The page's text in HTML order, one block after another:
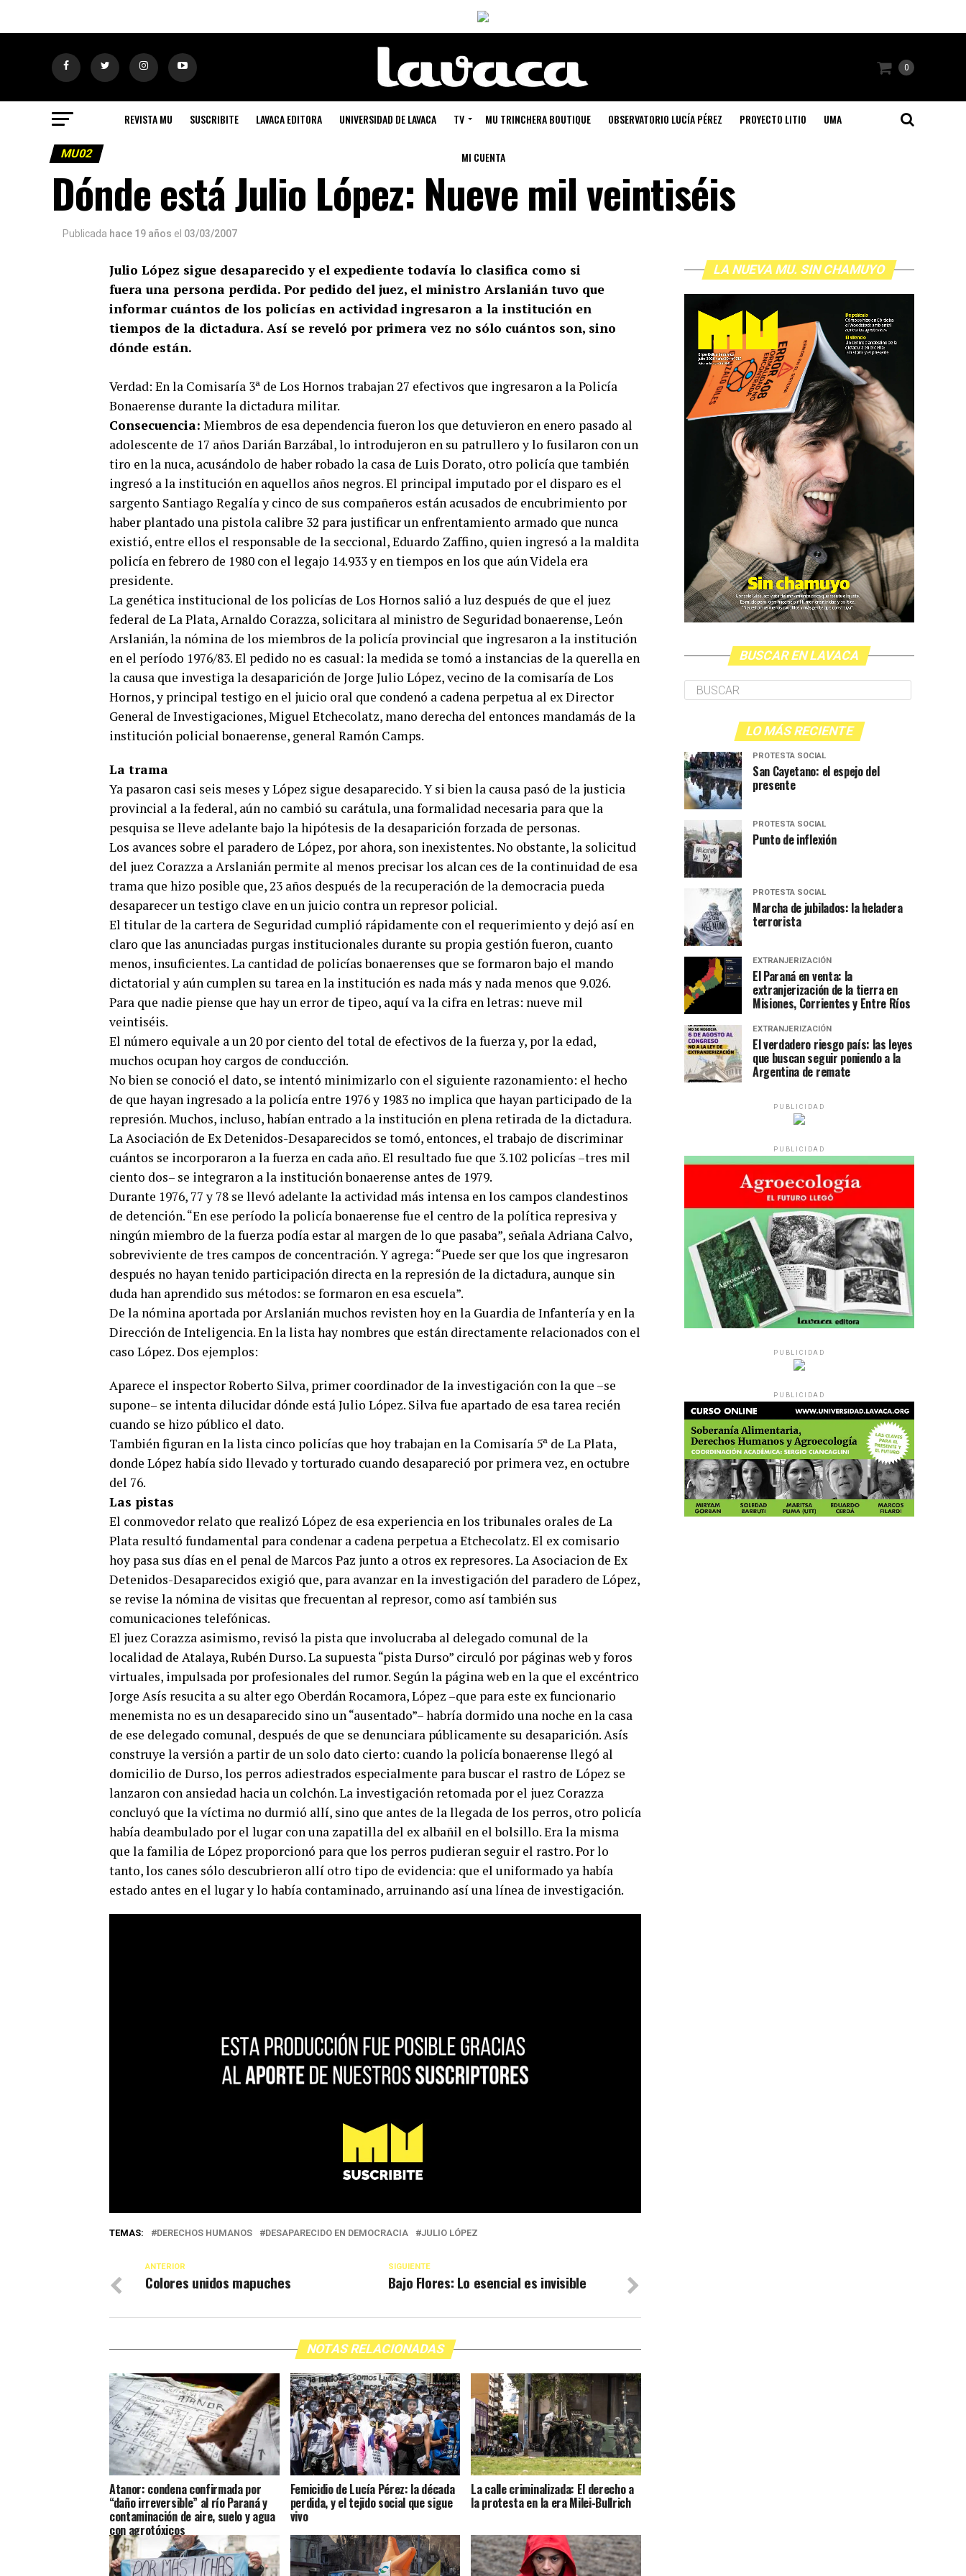
0
REVISTA MU SUSCRIBITE LAVACA EDITORA UNIVERSIDAD DE LAVACA TV MU TRINCHERA BOUTIQUE OBSERVATORIO LUCÍA PÉREZ PROYECTO LITIO UMA
MI CUENTA
MU02
Dónde está Julio López: Nueve mil veintiséis
Publicada hace 19 años el 03/03/2007
Julio López sigue desaparecido y el expediente todavía lo clasifica como si
fuera una persona perdida. Por pedido del juez, el ministro Arslanián tuvo que
informar cuántos de los policías en actividad ingresaron a la institución en
tiempos de la dictadura. Así se reveló por primera vez no sólo cuántos son, sino
dónde están.
Verdad: En la Comisaría 3ª de Los Hornos trabajan 27 efectivos que ingresaron a la Policía
Bonaerense durante la dictadura militar.
Consecuencia: Miembros de esa dependencia fueron los que detuvieron en enero pasado al
adolescente de 17 años Darián Barzábal, lo introdujeron en su patrullero y lo fusilaron con un
tiro en la nuca, acusándolo de haber robado la casa de Luis Dorato, otro policía que también
ingresó a la institución en aquellos años negros. El principal imputado por el disparo es el
sargento Santiago Regalía y cinco de sus compañeros están acusados de encubrimiento por
haber plantado una pistola calibre 32 para justificar un enfrentamiento armado que nunca
existió, entre ellos el responsable de la seccional, Eduardo Zaffino, quien ingresó a la maldita
policía en febrero de 1980 con el legajo 14.933 y en tiempos en los que aún Videla era
presidente.
La genética institucional de los policías de Los Hornos salió a luz después de que el juez
federal de La Plata, Arnaldo Corazza, solicitara al ministro de Seguridad bonaerense, León
Arslanián, la nómina de los miembros de la policía provincial que ingresaron a la institución
en el período 1976/83. El pedido no es casual: la medida se tomó a instancias de la querella en
la causa que investiga la desaparición de Jorge Julio López, vecino de la comisaría de Los
Hornos, y principal testigo en el juicio oral que condenó a cadena perpetua al ex Director
General de Investigaciones, Miguel Etchecolatz, mano derecha del entonces mandamás de la
institución policial bonaerense, general Ramón Camps.
La trama
Ya pasaron casi seis meses y López sigue desaparecido. Y si bien la causa pasó de la justicia
provincial a la federal, aún no cambió su carátula, una formalidad necesaria para que la
pesquisa se lleve adelante bajo la hipótesis de la desaparición forzada de personas.
Los avances sobre el paradero de López, por ahora, son inexistentes. No obstante, la solicitud
del juez Corazza a Arslanián permite al menos precisar los alcan ces de la continuidad de esa
trama que hizo posible que, 23 años después de la recuperación de la democracia pueda
desaparecer un testigo clave en un juicio contra un represor policial.
El titular de la cartera de Seguridad cumplió rápidamente con el requerimiento y dejó así en
claro que las anunciadas purgas institucionales durante su propia gestión fueron, cuanto
menos, insuficientes. La cantidad de policías bonaerenses que se formaron bajo el mando
dictatorial y aún cumplen su tarea en la institución es nada más y nada menos que 9.026.
Para que nadie piense que hay un error de tipeo, aquí va la cifra en letras: nueve mil
veintiséis.
El número equivale a un 20 por ciento del total de efectivos de la fuerza y, por la edad,
muchos ocupan hoy cargos de conducción.
No bien se conoció el dato, se intentó minimizarlo con el siguiente razonamiento: el hecho
de que hayan ingresado a la policía entre 1976 y 1983 no implica que hayan participado de la
represión. Muchos, incluso, habían entrado a la institución en plena retirada de la dictadura.
La Asociación de Ex Detenidos-Desaparecidos se tomó, entonces, el trabajo de discriminar
cuántos se incorporaron a la fuerza en cada año. El resultado fue que 3.102 policías –tres mil
ciento dos– se integraron a la institución bonaerense antes de 1979.
Durante 1976, 77 y 78 se llevó adelante la actividad más intensa en los campos clandestinos
de detención. “En ese período la policía bonaerense fue el centro de la política represiva y
ningún miembro de la fuerza podía estar al margen de lo que pasaba”, señala Adriana Calvo,
sobreviviente de tres campos de concentración. Y agrega: “Puede ser que los que ingresaron
después no hayan tenido participación directa en la represión de la dictadura, aunque sin
duda han aprendido sus métodos: se formaron en esa escuela”.
De la nómina aportada por Arslanián muchos revisten hoy en la Guardia de Infantería y en la
Dirección de Inteligencia. En la lista hay nombres que están directamente relacionados con el
caso López. Dos ejemplos:
Aparece el inspector Roberto Silva, primer coordinador de la investigación con la que –se
supone– se intenta dilucidar dónde está Julio López. Silva fue apartado de esa tarea recién
cuando se hizo público el dato.
También figuran en la lista cinco policías que hoy trabajan en la Comisaría 5ª de La Plata,
donde López había sido llevado y torturado cuando desapareció por primera vez, en octubre
del 76.
Las pistas
El conmovedor relato que realizó López de esa experiencia en los tribunales orales de La
Plata resultó fundamental para condenar a cadena perpetua a Etchecolatz. El ex comisario
hoy pasa sus días en el penal de Marcos Paz junto a otros ex represores. La Asociacion de Ex
Detenidos-Desaparecidos exigió que, para avanzar en la investigación del paradero de López,
se revise la nómina de visitas que frecuentan al represor, como así también sus
comunicaciones telefónicas.
El juez Corazza asimismo, revisó la pista que involucraba al delegado comunal de la
localidad de Atalaya, Rubén Durso. La supuesta “pista Durso” circuló por páginas web y foros
virtuales, impulsada por profesionales del rumor. Según la página web en la que el excéntrico
Jorge Asís resucita a su alter ego Oberdán Rocamora, López –que para este ex funcionario
menemista no es un desaparecido sino un “ausentado”– habría dormido una noche en la casa
de ese delegado comunal, después de que se denunciara públicamente su desaparición. Asís
construye la versión a partir de un solo dato cierto: cuando la policía bonaerense llegó al
domicilio de Durso, los perros adiestrados especialmente para buscar el rastro de López se
lanzaron con ansiedad hacia un colchón. La investigación retomada por el juez Corazza
concluyó que la víctima no durmió allí, sino que antes de la llegada de los perros, otro policía
había deambulado por el lugar con una zapatilla del ex albañil en el bolsillo. Era la misma
que la familia de López proporcionó para que los perros pudieran seguir el rastro. Por lo
tanto, los canes sólo descubrieron allí otro tipo de evidencia: que el uniformado ya había
estado antes en el lugar y lo había contaminado, arruinando así una línea de investigación.
TEMAS: DERECHOS HUMANOS DESAPARECIDO EN DEMOCRACIA JULIO LÓPEZ
SIGUIENTE
Bajo Flores: Lo esencial es invisible
ANTERIOR
Colores unidos mapuches
NOTAS RELACIONADAS
Atanor: condena confirmada por
“daño irreversible” al río Paraná y
contaminación de aire, suelo y agua
con agrotóxicos
Femicidio de Lucía Pérez: la década
perdida, y el tejido social que sigue
vivo
La calle criminalizada: El derecho a
la protesta en la era Milei-Bullrich
LA NUEVA MU. SIN CHAMUYO
BUSCAR EN LAVACA
LO MÁS RECIENTE
PROTESTA SOCIAL
San Cayetano: el espejo del
presente
PROTESTA SOCIAL
Punto de inflexión
PROTESTA SOCIAL
Marcha de jubilados: la heladera
terrorista
EXTRANJERIZACIÓN
El Paraná en venta: la
extranjerización de la tierra en
Misiones, Corrientes y Entre Ríos
EXTRANJERIZACIÓN
El verdadero riesgo país: las leyes
que buscan seguir poniendo a la
Argentina de remate
PUBLICIDAD
PUBLICIDAD
PUBLICIDAD
PUBLICIDAD